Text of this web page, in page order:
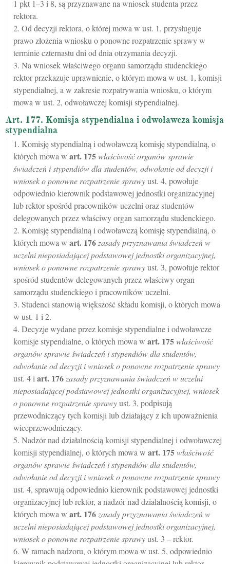
1 pkt 1–3 i 8, są przyznawane na wniosek studenta przez
rektora.
2. Od decyzji rektora, o której mowa w ust. 1, przysługuje
prawo złożenia wniosku o ponowne rozpatrzenie sprawy w
terminie czternastu dni od dnia otrzymania decyzji.
3. Na wniosek właściwego organu samorządu studenckiego
rektor przekazuje uprawnienie, o którym mowa w ust. 1, komisji
stypendialnej, a w zakresie rozpatrywania wniosku, o którym
mowa w ust. 2, odwoławczej komisji stypendialnej.
Art. 177. Komisja stypendialna i odwoławcza komisja
stypendialna
1. Komisję stypendialną i odwoławczą komisję stypendialną, o
których mowa w art. 175właściwość organów sprawie
świadczeń i stypendiów dla studentów, odwołanie od decyzji i
wniosek o ponowne rozpatrzenie sprawyust. 4, powołuje
odpowiednio kierownik podstawowej jednostki organizacyjnej
lub rektor spośród pracowników uczelni oraz studentów
delegowanych przez właściwy organ samorządu studenckiego.
2. Komisję stypendialną i odwoławczą komisję stypendialną, o
których mowa w art. 176 zasady przyznawania świadczeń w
uczelni nieposiadającej podstawowej jednostki organizacyjnej,
wniosek o ponowne rozpatrzenie sprawyust. 3, powołuje rektor
spośród studentów delegowanych przez właściwy organ
samorządu studenckiego i pracowników uczelni.
3. Studenci stanowią większość składu komisji, o których mowa
w ust. 1 i 2.
4. Decyzje wydane przez komisje stypendialne i odwoławcze
komisje stypendialne, o których mowa w art. 175właściwość
organów sprawie świadczeń i stypendiów dla studentów,
odwołanie od decyzji i wniosek o ponowne rozpatrzenie sprawy
ust. 4 i art. 176 zasady przyznawania świadczeń w uczelni
nieposiadającej podstawowej jednostki organizacyjnej, wniosek
o ponowne rozpatrzenie sprawyust. 3, podpisują
przewodniczący tych komisji lub działający z ich upoważnienia
wiceprzewodniczący.
5. Nadzór nad działalnością komisji stypendialnej i odwoławczej
komisji stypendialnej, o których mowa w art. 175właściwość
organów sprawie świadczeń i stypendiów dla studentów,
odwołanie od decyzji i wniosek o ponowne rozpatrzenie sprawy
ust. 4, sprawują odpowiednio kierownik podstawowej jednostki
organizacyjnej lub rektor, a nadzór nad działalnością komisji, o
których mowa w art. 176 zasady przyznawania świadczeń w
uczelni nieposiadającej podstawowej jednostki organizacyjnej,
wniosek o ponowne rozpatrzenie sprawyust. 3 – rektor.
6. W ramach nadzoru, o którym mowa w ust. 5, odpowiednio